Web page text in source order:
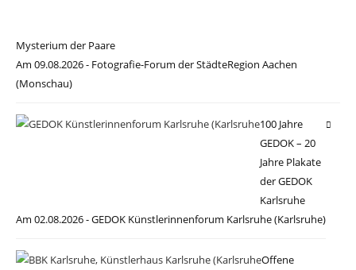
Mysterium der Paare
Am 09.08.2026 - Fotografie-Forum der StädteRegion Aachen
(Monschau)
100 Jahre
GEDOK – 20
Jahre Plakate
der GEDOK
Karlsruhe
Am 02.08.2026 - GEDOK Künstlerinnenforum Karlsruhe (Karlsruhe)
Offene